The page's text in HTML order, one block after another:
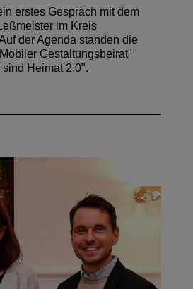
erstes Gespräch mit dem
im Kreis
der Agenda standen die
Gestaltungsbeirat"
Heimat 2.0".